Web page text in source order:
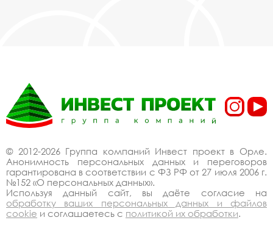
© 2012-2026 Группа компаний Инвест проект в Орле.
Анонимность персональных данных и переговоров
гарантирована в соответствии с ФЗ РФ от 27 июля 2006 г.
№152 «О персональных данных».
Используя данный сайт, вы даёте согласие на
обработку ваших персональных данных и файлов
cookie и соглашаетесь с политикой их обработки.